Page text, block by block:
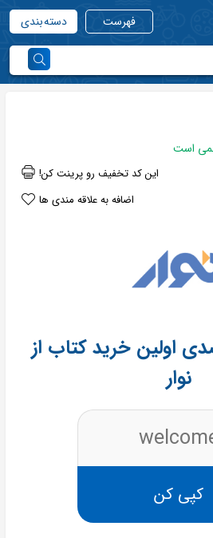
فهرست دسته بندی
است
این کد تخفیف رو پرینت کن!
اضافه به علاقه مندی ها
25 درصدی اولین خرید کتاب از
نوار
کپی کن